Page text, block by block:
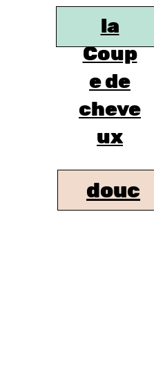
la
Coup
e de
cheve
ux
douc